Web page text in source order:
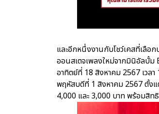
และอีกหนึ่งงานกับโชว์เคสที่เลือ
ออนสเตจเพลงใหม่จากมินิอัลบั้ม
อาทิตย์ที่ 18 สิงหาคม 2567 เวล
พฤหัสบดีที่ 1 สิงหาคม 2567 ตั้ง
4,000 และ 3,000 บาท พร้อมสิ